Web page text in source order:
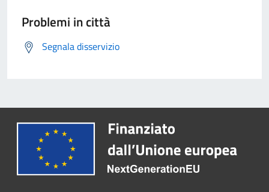
Problemi in città
Segnala disservizio